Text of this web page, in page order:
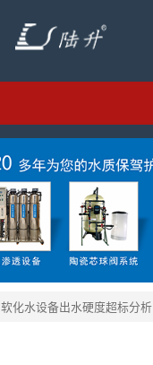
软化水设备出水硬度超标分析